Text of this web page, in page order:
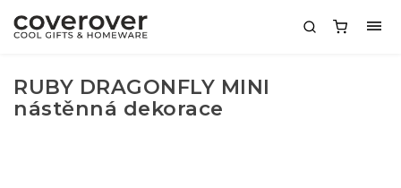
RUBY DRAGONFLY MINI
nástěnná dekorace